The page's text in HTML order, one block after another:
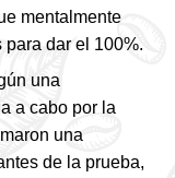
mentalmente
dar el 100%.
una
a cabo por la
una
de la prueba,